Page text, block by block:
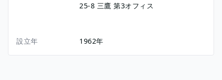
25-8 三鷹 第3オフィス
設立年 1962年